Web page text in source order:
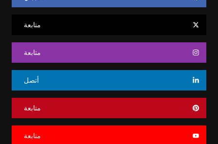
متابعة
متابعة
أتصل
متابعة
متابعة